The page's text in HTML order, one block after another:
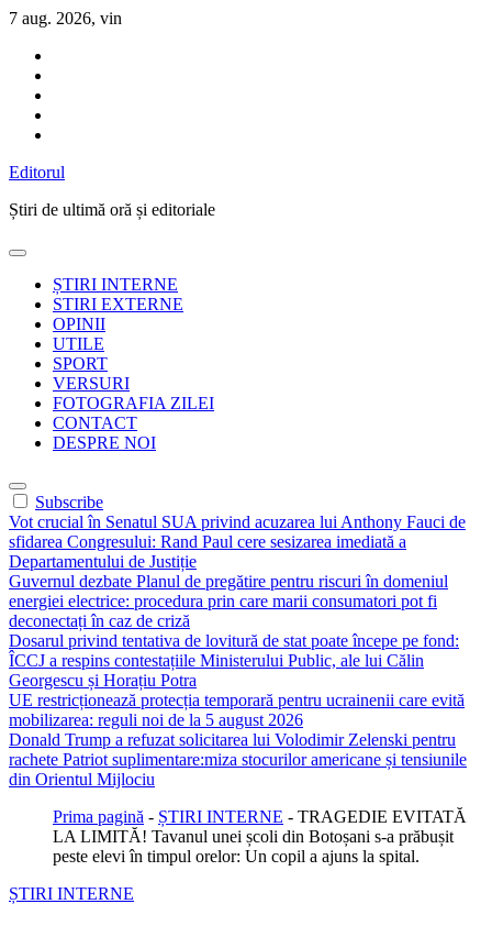
Sari
conținut
7 aug. 2026, vin
Editorul
Știri de ultimă oră și editoriale
ȘTIRI INTERNE
STIRI EXTERNE
OPINII
UTILE
SPORT
VERSURI
FOTOGRAFIA ZILEI
CONTACT
DESPRE NOI
Subscribe
Vot crucial în Senatul SUA privind acuzarea lui Anthony Fauci de
sfidarea Congresului: Rand Paul cere sesizarea imediată a
Departamentului de Justiție
Guvernul dezbate Planul de pregătire pentru riscuri în domeniul
energiei electrice: procedura prin care marii consumatori pot fi
deconectați în caz de criză
Dosarul privind tentativa de lovitură de stat poate începe pe fond:
ÎCCJ a respins contestațiile Ministerului Public, ale lui Călin
Georgescu și Horațiu Potra
UE restricționează protecția temporară pentru ucrainenii care evită
mobilizarea: reguli noi de la 5 august 2026
Donald Trump a refuzat solicitarea lui Volodimir Zelenski pentru
rachete Patriot suplimentare:miza stocurilor americane și tensiunile
din Orientul Mijlociu
Prima pagină - ȘTIRI INTERNE - TRAGEDIE EVITATĂ
LA LIMITĂ! Tavanul unei școli din Botoșani s-a prăbușit
peste elevi în timpul orelor: Un copil a ajuns la spital.
ȘTIRI INTERNE